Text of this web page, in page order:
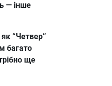
— інше
“Четвер”
багато
ще